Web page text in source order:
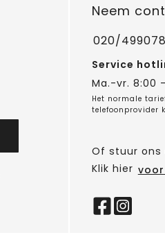
Neem
020/
Service
Ma.-vr. 8:00
Het normale
telefoonprovider
Of stuur ons
Klik hier